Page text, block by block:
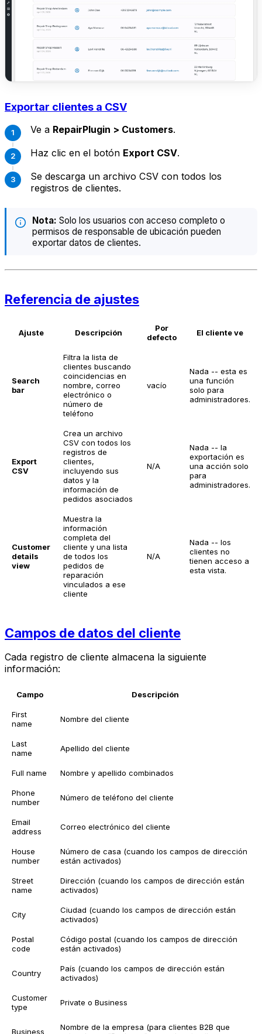
Exportar clientes a CSV
Ve a RepairPlugin > Customers.
Haz clic en el botón Export CSV.
Se descarga un archivo CSV con todos los
registros de clientes.
Nota: Solo los usuarios con acceso completo o
permisos de responsable de ubicación pueden
exportar datos de clientes.
Referencia de ajustes
Ajuste Descripción
Por
defecto
El cliente ve
Search
bar
Filtra la lista de
clientes buscando
coincidencias en
nombre, correo
electrónico o
número de
teléfono
vacío
Nada -- esta es
una función
solo para
administradores.
Export
CSV
Crea un archivo
CSV con todos los
registros de
clientes,
incluyendo sus
datos y la
información de
pedidos asociados
N/A
Nada -- la
exportación es
una acción solo
para
administradores.
Customer
details
view
Muestra la
información
completa del
cliente y una lista
de todos los
pedidos de
reparación
vinculados a ese
cliente
N/A
Nada -- los
clientes no
tienen acceso a
esta vista.
Campos de datos del cliente
Cada registro de cliente almacena la siguiente
información:
Campo Descripción
First
name
Nombre del cliente
Last
name
Apellido del cliente
Full name Nombre y apellido combinados
Phone
number
Número de teléfono del cliente
Email
address
Correo electrónico del cliente
House
number
Número de casa (cuando los campos de dirección
están activados)
Street
name
Dirección (cuando los campos de dirección están
activados)
City
Ciudad (cuando los campos de dirección están
activados)
Postal
code
Código postal (cuando los campos de dirección
están activados)
Country
País (cuando los campos de dirección están
activados)
Customer
type
Private o Business
Business
Nombre de la empresa (para clientes B2B que